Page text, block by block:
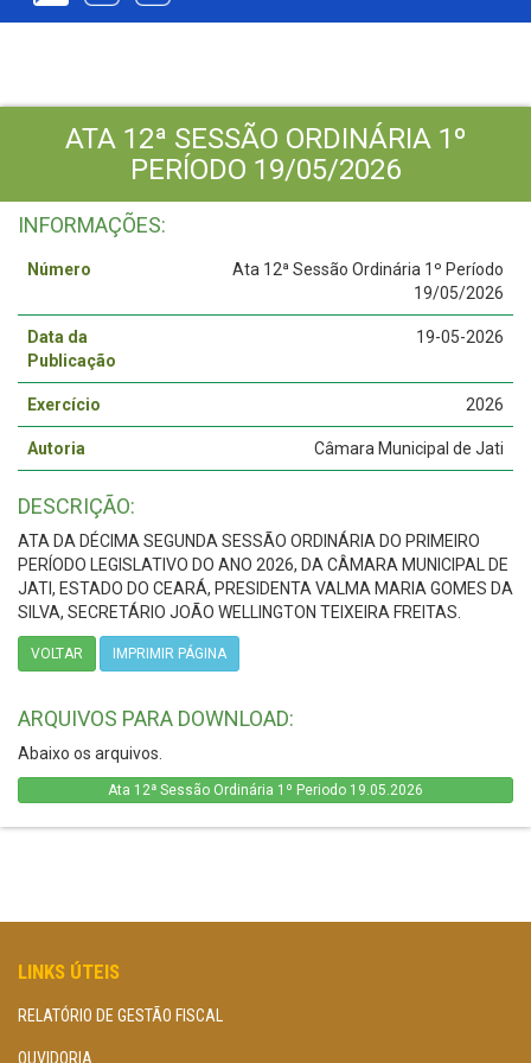
ATA 12ª SESSÃO ORDINÁRIA 1º
PERÍODO 19/05/2026
INFORMAÇÕES:
Número
Ata 12ª Sessão Ordinária 1º Período
19/05/2026
Data da
Publicação
19-05-2026
Exercício 2026
Autoria Câmara Municipal de Jati
DESCRIÇÃO:
ATA DA DÉCIMA SEGUNDA SESSÃO ORDINÁRIA DO PRIMEIRO
PERÍODO LEGISLATIVO DO ANO 2026, DA CÂMARA MUNICIPAL DE
JATI, ESTADO DO CEARÁ, PRESIDENTA VALMA MARIA GOMES DA
SILVA, SECRETÁRIO JOÃO WELLINGTON TEIXEIRA FREITAS.
VOLTAR IMPRIMIR PÁGINA
ARQUIVOS PARA DOWNLOAD:
Abaixo os arquivos.
Ata 12ª Sessão Ordinária 1º Periodo 19.05.2026
LINKS ÚTEIS
RELATÓRIO DE GESTÃO FISCAL
OUVIDORIA